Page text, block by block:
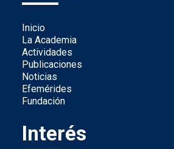
Inicio
La Academia
Actividades
Publicaciones
Noticias
Efemérides
Fundación
Interés